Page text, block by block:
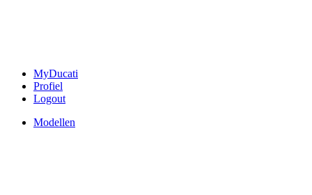
MyDucati
Profiel
Logout
Modellen